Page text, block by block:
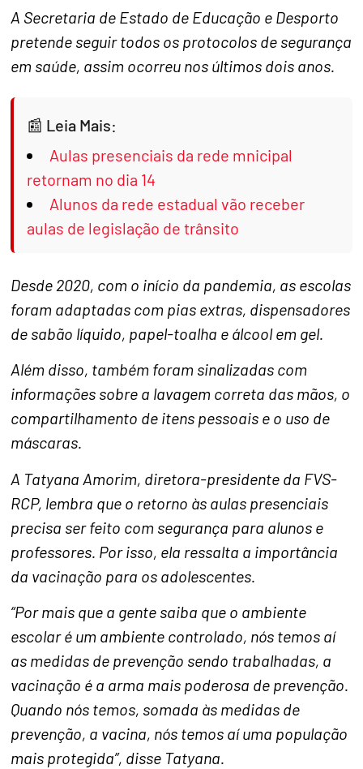
A Secretaria de Estado de Educação e Desporto
pretende seguir todos os protocolos de segurança
em saúde, assim ocorreu nos últimos dois anos.
Leia Mais:
Aulas presenciais da rede mnicipal
retornam no dia 14
Alunos da rede estadual vão receber
aulas de legislação de trânsito
Desde 2020, com o início da pandemia, as escolas
foram adaptadas com pias extras, dispensadores
de sabão líquido, papel-toalha e álcool em gel.
Além disso, também foram sinalizadas com
informações sobre a lavagem correta das mãos, o
compartilhamento de itens pessoais e o uso de
máscaras.
A Tatyana Amorim, diretora-presidente da FVS-
RCP, lembra que o retorno às aulas presenciais
precisa ser feito com segurança para alunos e
professores. Por isso, ela ressalta a importância
da vacinação para os adolescentes.
“Por mais que a gente saiba que o ambiente
escolar é um ambiente controlado, nós temos aí
as medidas de prevenção sendo trabalhadas, a
vacinação é a arma mais poderosa de prevenção.
Quando nós temos, somada às medidas de
prevenção, a vacina, nós temos aí uma população
mais protegida”, disse Tatyana.